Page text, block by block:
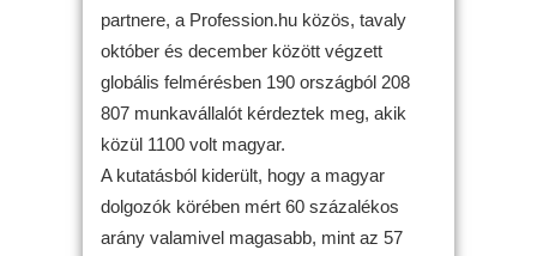
partnere, a Profession.hu közös, tavaly
október és december között végzett
globális felmérésben 190 országból 208
807 munkavállalót kérdeztek meg, akik
közül 1100 volt magyar.
A kutatásból kiderült, hogy a magyar
dolgozók körében mért 60 százalékos
arány valamivel magasabb, mint az 57